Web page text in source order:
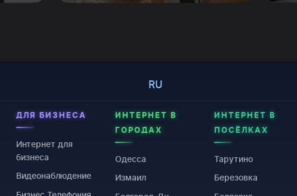
RU
ДЛЯ БИЗНЕСА
Интернет для
бизнеса
Видеонаблюдение
ИНТЕРНЕТ В
ГОРОДАХ
Одесса
Измаил
ИНТЕРНЕТ В
ПОСЁЛКАХ
Тарутино
Березовка